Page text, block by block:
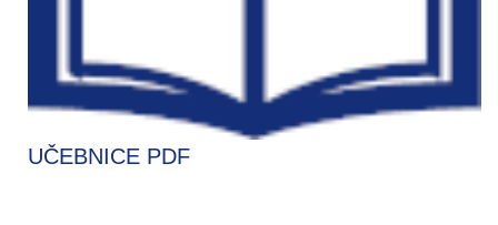
UČEBNICE PDF